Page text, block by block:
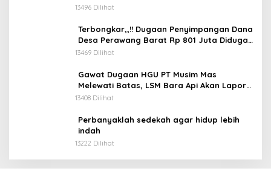
13496 Dilihat
Terbongkar,,!! Dugaan Penyimpangan Dana
Desa Perawang Barat Rp 801 Juta Diduga
Tidak Jelas Penggunaannya
13469 Dilihat
Gawat Dugaan HGU PT Musim Mas
Melewati Batas, LSM Bara Api Akan Lapor
ke APH dan Satgas PKH
13408 Dilihat
Perbanyaklah sedekah agar hidup lebih
indah
13222 Dilihat